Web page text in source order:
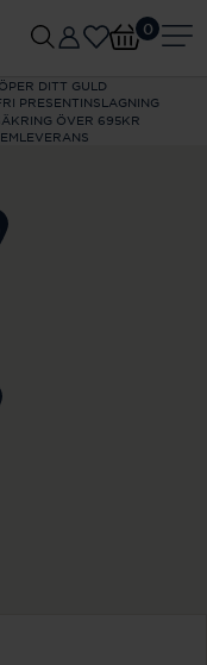
DITT GULD
PRESENTINSLAGNING
ÖVER 695KR
0